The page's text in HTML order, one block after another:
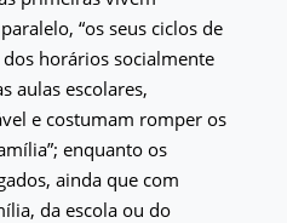
“os seus ciclos de
horários socialmente
aulas escolares,
e costumam romper os
enquanto os
ainda que com
da escola ou do